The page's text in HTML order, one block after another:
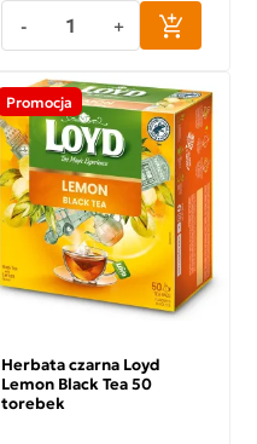
- +
Promocja
Herbata czarna Loyd
Lemon Black Tea 50
torebek